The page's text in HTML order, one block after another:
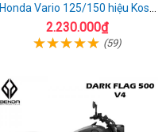
Honda Vario 125/150 hiệu Koso
Đài Loan
2.230.000₫
(59)